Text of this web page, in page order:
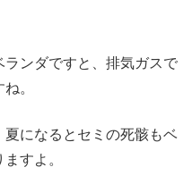
ンダですと、排気ガスで
。
になるとセミの死骸もベ
すよ。